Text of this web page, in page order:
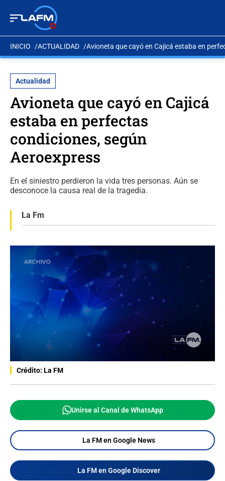
INICIO ACTUALIDAD Avioneta que cayó en Cajicá estaba en
Actualidad
Avioneta que cayó en Cajicá
estaba en perfectas
condiciones, según
Aeroexpress
En el siniestro perdieron la vida tres personas. Aún se
desconoce la causa real de la tragedia.
La Fm
Crédito: La FM
Unirse al Canal de WhatsApp
La FM en Google News
La FM en Google Discover